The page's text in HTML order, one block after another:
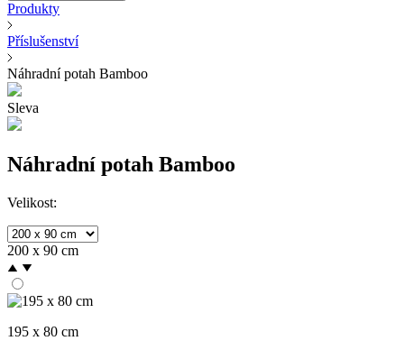
Produkty
Příslušenství
Náhradní potah Bamboo
Sleva
Náhradní potah Bamboo
Velikost:
200 x 90 cm
195 x 80 cm